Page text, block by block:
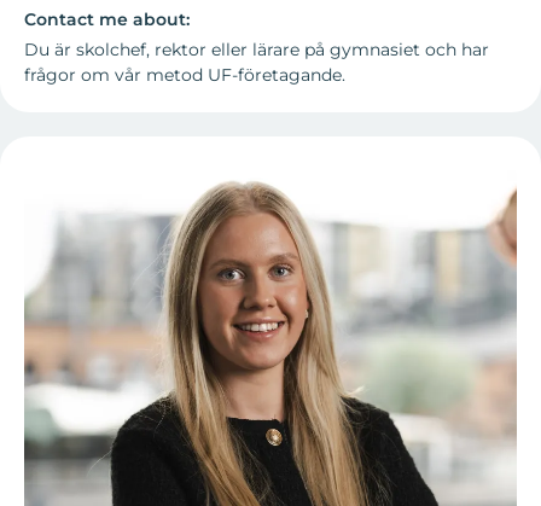
Contact me about:
Du är skolchef, rektor eller lärare på gymnasiet och har
frågor om vår metod UF-företagande.